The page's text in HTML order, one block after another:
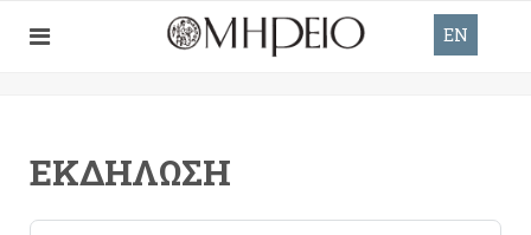
EN
ΕΚΔΉΛΩΣΗ